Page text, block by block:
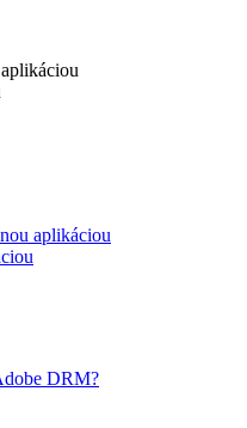
aplikáciou
DRM?